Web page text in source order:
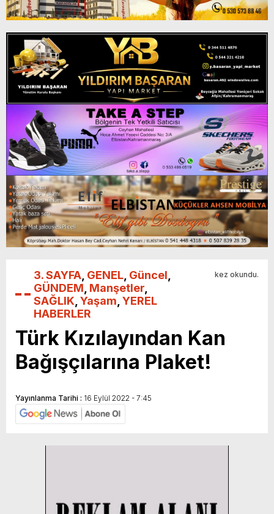
3. SAYFA GENEL Güncel
GÜNDEM Manşetler
SAĞLIK Yaşam YEREL
HABERLER
kez okundu.
Türk Kızılayından Kan
Bağışçılarına Plaket!
Yayınlanma Tarihi : 16 Eylül 2022 - 7:45